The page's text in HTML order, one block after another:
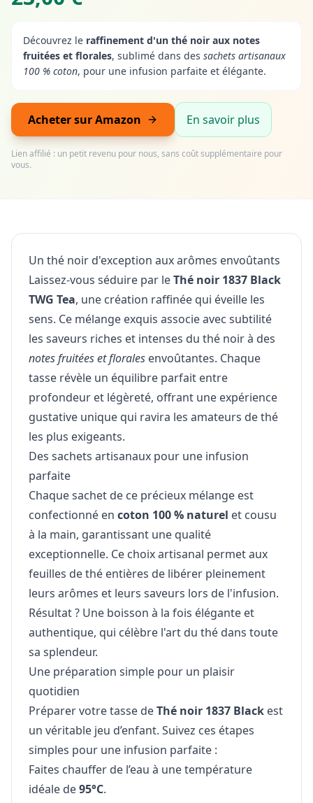
Découvrez le raffinement d'un thé noir aux notes
fruitées et florales, sublimé dans des sachets artisanaux
100 % coton, pour une infusion parfaite et élégante.
Acheter sur Amazon En savoir plus
Lien affilié : un petit revenu pour nous, sans coût supplémentaire pour
vous.
Un thé noir d'exception aux arômes envoûtants
Laissez-vous séduire par leThé noir 1837 Black
TWG Tea, une création raffinée qui éveille les
sens. Ce mélange exquis associe avec subtilité
les saveurs riches et intenses du thé noir à des
notes fruitées et florales envoûtantes. Chaque
tasse révèle un équilibre parfait entre
profondeur et légèreté, offrant une expérience
gustative unique qui ravira les amateurs de thé
les plus exigeants.
Des sachets artisanaux pour une infusion
parfaite
Chaque sachet de ce précieux mélange est
confectionné en coton 100 % naturel et cousu
à la main, garantissant une qualité
exceptionnelle. Ce choix artisanal permet aux
feuilles de thé entières de libérer pleinement
leurs arômes et leurs saveurs lors de l'infusion.
Résultat ? Une boisson à la fois élégante et
authentique, qui célèbre l'art du thé dans toute
sa splendeur.
Une préparation simple pour un plaisir
quotidien
Préparer votre tasse deThé noir 1837 Black est
un véritable jeu d’enfant. Suivez ces étapes
simples pour une infusion parfaite :
Faites chauffer de l’eau à une température
idéale de95°C.